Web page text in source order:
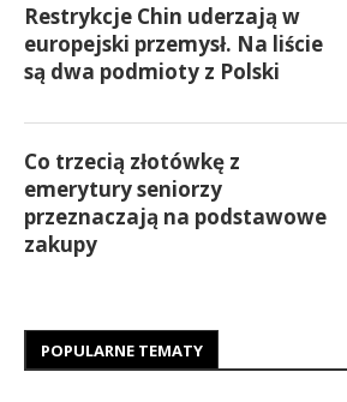
Restrykcje Chin uderzają w
europejski przemysł. Na liście
są dwa podmioty z Polski
Co trzecią złotówkę z
emerytury seniorzy
przeznaczają na podstawowe
zakupy
POPULARNE TEMATY